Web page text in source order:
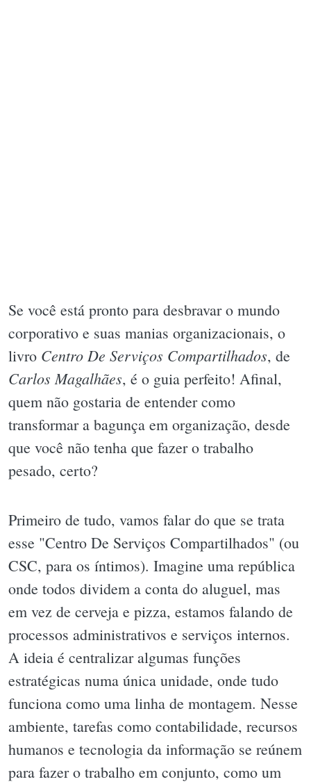
Se você está pronto para desbravar o mundo
corporativo e suas manias organizacionais, o
livro Centro De Serviços Compartilhados, de
Carlos Magalhães, é o guia perfeito! Afinal,
quem não gostaria de entender como
transformar a bagunça em organização, desde
que você não tenha que fazer o trabalho
pesado, certo?
Primeiro de tudo, vamos falar do que se trata
esse "Centro De Serviços Compartilhados" (ou
CSC, para os íntimos). Imagine uma república
onde todos dividem a conta do aluguel, mas
em vez de cerveja e pizza, estamos falando de
processos administrativos e serviços internos.
A ideia é centralizar algumas funções
estratégicas numa única unidade, onde tudo
funciona como uma linha de montagem. Nesse
ambiente, tarefas como contabilidade, recursos
humanos e tecnologia da informação se reúnem
para fazer o trabalho em conjunto, como um